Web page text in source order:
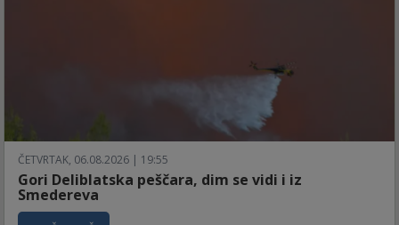
ČETVRTAK, 06.08.2026 | 19:55
Gori Deliblatska peščara, dim se vidi i iz
Smedereva